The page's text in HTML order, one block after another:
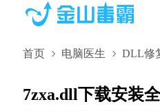
首页 电脑医生 DLL修
7zxa.dll下载安装